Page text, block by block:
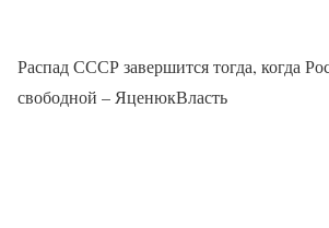
Распад СССР завершится тогда, когда
свободной – ЯценюкВласть